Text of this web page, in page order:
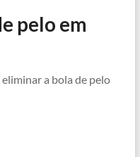
pelo em
a bola de pelo